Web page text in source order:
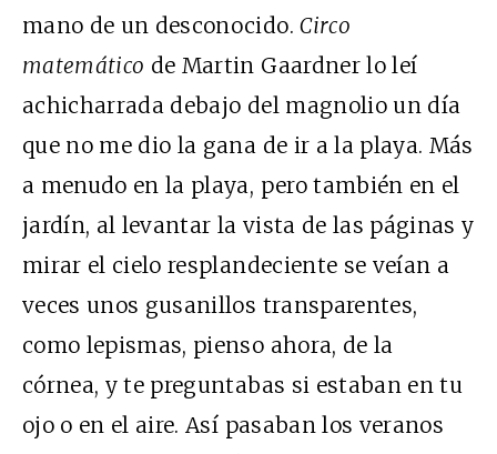
mano de un desconocido.Circo
matemático de Martin Gaardner lo leí
achicharrada debajo del magnolio un día
que no me dio la gana de ir a la playa. Más
a menudo en la playa, pero también en el
jardín, al levantar la vista de las páginas y
mirar el cielo resplandeciente se veían a
veces unos gusanillos transparentes,
como lepismas, pienso ahora, de la
córnea, y te preguntabas si estaban en tu
ojo o en el aire. Así pasaban los veranos